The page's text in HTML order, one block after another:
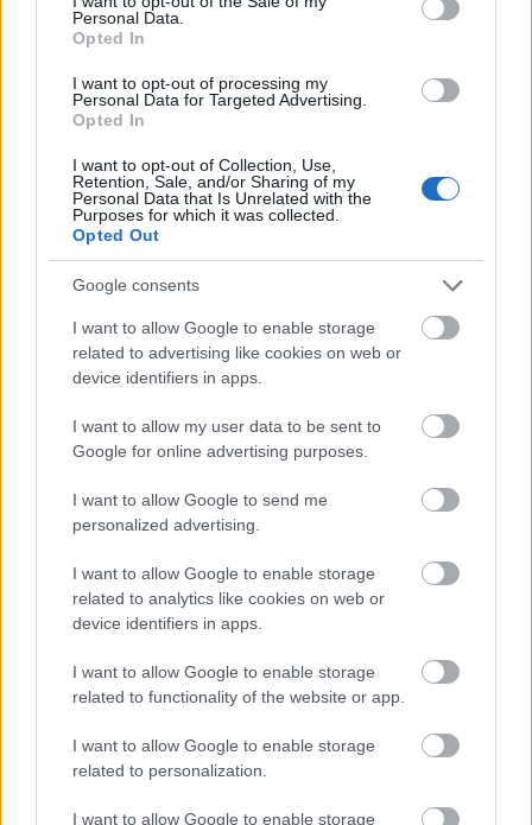
Personal Data.
Opted In
I want to opt-out of processing my
Personal Data for Targeted Advertising.
Opted In
I want to opt-out of Collection, Use,
Retention, Sale, and/or Sharing of my
Personal Data that Is Unrelated with the
Purposes for which it was collected.
Opted Out
Google consents
I want to allow Google to enable storage
related to advertising like cookies on web or
device identifiers in apps.
I want to allow my user data to be sent to
Google for online advertising purposes.
I want to allow Google to send me
personalized advertising.
I want to allow Google to enable storage
related to analytics like cookies on web or
device identifiers in apps.
I want to allow Google to enable storage
related to functionality of the website or app.
I want to allow Google to enable storage
related to personalization.
I want to allow Google to enable storage
martipan, frumos decorat cu fulgi dulci de nea,
globulete si flori albe dar si cu mini artificii care il
intrare.